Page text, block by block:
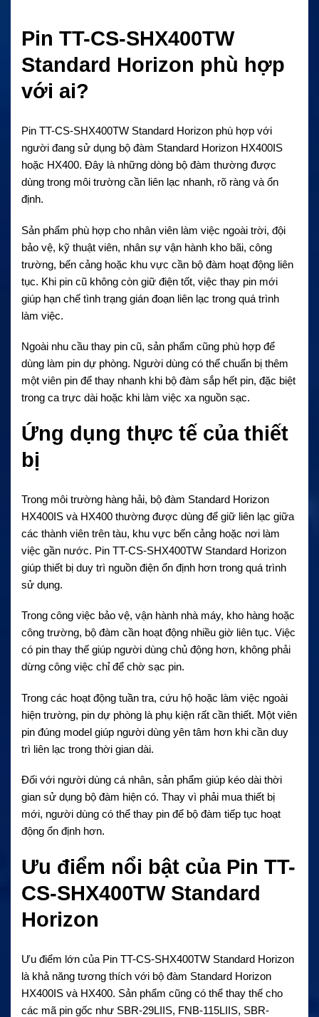
Pin TT-CS-SHX400TW
Standard Horizon phù hợp
với ai?
Pin TT-CS-SHX400TW Standard Horizon phù hợp với
người đang sử dụng bộ đàm Standard Horizon HX400IS
hoặc HX400. Đây là những dòng bộ đàm thường được
dùng trong môi trường cần liên lạc nhanh, rõ ràng và ổn
định.
Sản phẩm phù hợp cho nhân viên làm việc ngoài trời, đội
bảo vệ, kỹ thuật viên, nhân sự vận hành kho bãi, công
trường, bến cảng hoặc khu vực cần bộ đàm hoạt động liên
tục. Khi pin cũ không còn giữ điện tốt, việc thay pin mới
giúp hạn chế tình trạng gián đoạn liên lạc trong quá trình
làm việc.
Ngoài nhu cầu thay pin cũ, sản phẩm cũng phù hợp để
dùng làm pin dự phòng. Người dùng có thể chuẩn bị thêm
một viên pin để thay nhanh khi bộ đàm sắp hết pin, đặc biệt
trong ca trực dài hoặc khi làm việc xa nguồn sạc.
Ứng dụng thực tế của thiết
bị
Trong môi trường hàng hải, bộ đàm Standard Horizon
HX400IS và HX400 thường được dùng để giữ liên lạc giữa
các thành viên trên tàu, khu vực bến cảng hoặc nơi làm
việc gần nước. Pin TT-CS-SHX400TW Standard Horizon
giúp thiết bị duy trì nguồn điện ổn định hơn trong quá trình
sử dụng.
Trong công việc bảo vệ, vận hành nhà máy, kho hàng hoặc
công trường, bộ đàm cần hoạt động nhiều giờ liên tục. Việc
có pin thay thế giúp người dùng chủ động hơn, không phải
dừng công việc chỉ để chờ sạc pin.
Trong các hoạt động tuần tra, cứu hộ hoặc làm việc ngoài
hiện trường, pin dự phòng là phụ kiện rất cần thiết. Một viên
pin đúng model giúp người dùng yên tâm hơn khi cần duy
trì liên lạc trong thời gian dài.
Đối với người dùng cá nhân, sản phẩm giúp kéo dài thời
gian sử dụng bộ đàm hiện có. Thay vì phải mua thiết bị
mới, người dùng có thể thay pin để bộ đàm tiếp tục hoạt
động ổn định hơn.
Ưu điểm nổi bật của Pin TT-
CS-SHX400TW Standard
Horizon
Ưu điểm lớn của Pin TT-CS-SHX400TW Standard Horizon
là khả năng tương thích với bộ đàm Standard Horizon
HX400IS và HX400. Sản phẩm cũng có thể thay thế cho
các mã pin gốc như SBR-29LIIS, FNB-115LIIS, SBR-